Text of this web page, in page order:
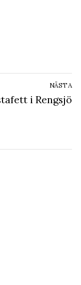
NÄSTA
i Rengsjö